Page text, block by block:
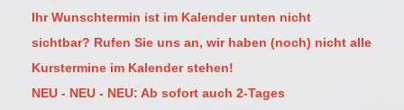
Ihr Wunschtermin ist im Kalender unten nicht
sichtbar? Rufen Sie uns an, wir haben (noch) nicht alle
Kurstermine im Kalender stehen!
NEU - NEU - NEU: Ab sofort auch 2-Tages